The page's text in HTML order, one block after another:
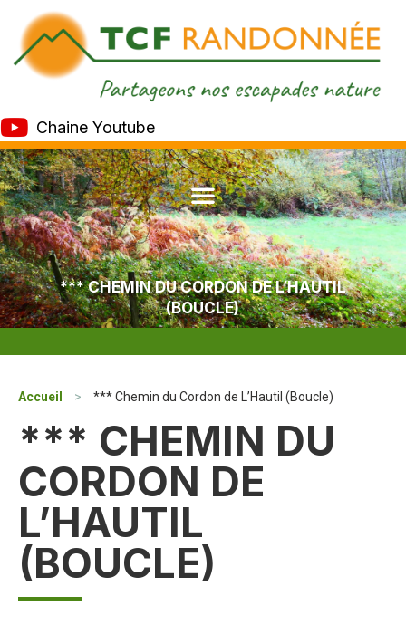
Chaine Youtube
*** CHEMIN DU CORDON DE L’HAUTIL
(BOUCLE)
Accueil > *** Chemin du Cordon de L’Hautil (Boucle)
*** CHEMIN DU
CORDON DE
L’HAUTIL
(BOUCLE)